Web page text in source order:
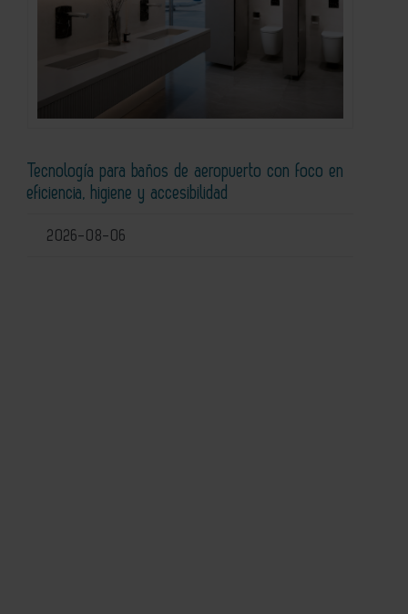
Tecnología para baños de aeropuerto con foco en
eficiencia, higiene y accesibilidad
2026-08-06